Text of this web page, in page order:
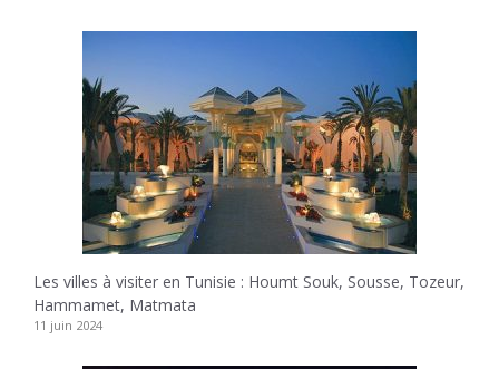
Les villes à visiter en Tunisie : Houmt Souk, Sousse, Tozeur,
Hammamet, Matmata
11 juin 2024